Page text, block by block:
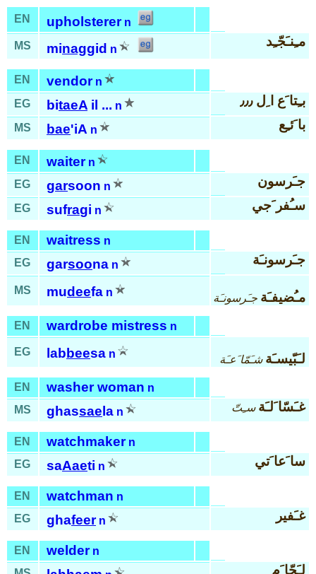
EN upholsterer n
MS
minaggid n
مـِنـَجّـِد
EN vendor n
EG
bitaeA il ... n بـِتا َع ا ِل ٫٫٫
MS bae'iA n با َئـِع
EN waiter n
EG
garsoon n جـَرسون
EG sufragi n سـُفر َجي
EN waitress n
EG
garsoona n جـَرسونـَة
MS mudeefa n مـُضيفـَة جـَرسونـَة
EN wardrobe mistress n
EG labbeesa n لـَبّيسـَة شـَمّا َعـَة
EN washer woman n
MS
ghassae la n غـَسّا َلـَة سـِتّ
EN watchmaker n
EG
saAaeti n سا َعا َتي
EN watchman n
EG
ghafeer n غـَفير
EN welder n
لـَحّا َم